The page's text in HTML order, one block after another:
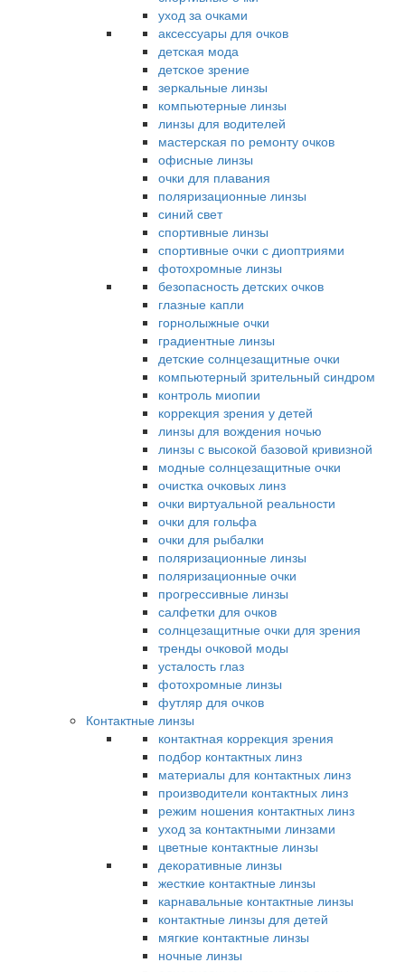
уход за очками
аксессуары для очков
детская мода
детское зрение
зеркальные линзы
компьютерные линзы
линзы для водителей
мастерская по ремонту очков
офисные линзы
очки для плавания
поляризационные линзы
синий свет
спортивные линзы
спортивные очки с диоптриями
фотохромные линзы
безопасность детских очков
глазные капли
горнолыжные очки
градиентные линзы
детские солнцезащитные очки
компьютерный зрительный синдром
контроль миопии
коррекция зрения у детей
линзы для вождения ночью
линзы с высокой базовой кривизной
модные солнцезащитные очки
очистка очковых линз
очки виртуальной реальности
очки для гольфа
очки для рыбалки
поляризационные линзы
поляризационные очки
прогрессивные линзы
салфетки для очков
солнцезащитные очки для зрения
тренды очковой моды
усталость глаз
фотохромные линзы
футляр для очков
Контактные линзы
контактная коррекция зрения
подбор контактных линз
материалы для контактных линз
производители контактных линз
режим ношения контактных линз
уход за контактными линзами
цветные контактные линзы
декоративные линзы
жесткие контактные линзы
карнавальные контактные линзы
контактные линзы для детей
мягкие контактные линзы
ночные линзы